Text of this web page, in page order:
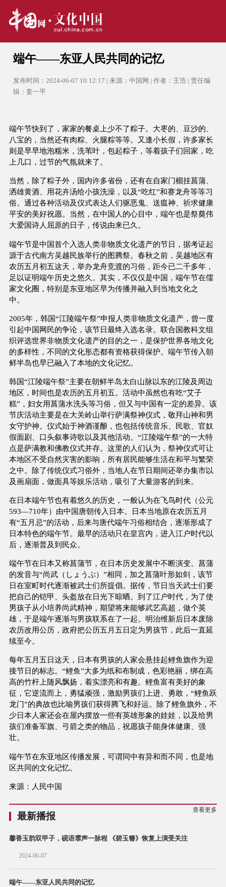
端午——东亚人民共同的记忆
发布时间：2024-06-07 10:12:17 | 来源：中国网 | 作者：王浩 | 责任编
辑：姜一平
端午节快到了，家家的餐桌上少不了粽子。大枣的、豆沙的、
八宝的，当然还有肉粽、火腿粽等等。又逢小长假，许多家长
则是早早地泡糯米，洗苇叶，包起粽子，等着孩子们回家，吃
上几口，过节的气氛就来了。
当然，除了粽子外，国内许多省份，还有在自家门楣挂菖蒲、
洒雄黄酒、用花卉汤给小孩洗澡，以及“吃红”和赛龙舟等等习
俗。通过各种活动及仪式表达人们驱恶鬼、送瘟神、祈求健康
平安的美好祝愿。当然，在中国人的心目中，端午也是祭奠伟
大爱国诗人屈原的日子，传说由来已久。
端午节是中国首个入选人类非物质文化遗产的节日，据考证起
源于古代南方吴越民族举行的图腾祭。春秋之前，吴越地区有
农历五月初五这天，举办龙舟竞渡的习俗，距今已二千多年，
足以证明端午历史之悠久。其实，不仅仅是中国，端午节在儒
家文化圈，特别是东亚地区早为传播并融入到当地文化之
中。
2005年，韩国“江陵端午祭”申报人类非物质文化遗产，曾一度
引起中国网民的争论，该节日最终入选名录。联合国教科文组
织评选世界非物质文化遗产的目的之一，是保护世界各地文化
的多样性，不同的文化形态都有资格获得保护。端午节传入朝
鲜半岛也早已融入了本地的文化记忆。
韩国“江陵端午祭”主要在朝鲜半岛太白山脉以东的江陵及周边
地区，时间也是农历的五月初五。活动中虽然也有吃“艾子
糕”，妇女用菖蒲水洗头等习俗，但又与中国有一定的差异。该
节庆活动主要是在大关岭山举行萨满祭神仪式，敬拜山神和男
女守护神。仪式始于神酒谨酿，也包括传统音乐、民歌、官奴
假面剧、口头叙事诗歌以及其他活动。“江陵端午祭”的一大特
点是萨满教和佛教仪式并存。这里的人们认为，祭神仪式可让
本地区不受自然灾害的影响，所有居民能够生活在和平与繁荣
之中。除了传统仪式习俗外，当地人在节日期间还举办集市以
及画扇面，做面具等娱乐活动，吸引了大量游客的到来。
在日本端午节也有着悠久的历史，一般认为在飞鸟时代（公元
593—710年）由中国唐朝传入日本。日本当地原在农历五月
有“五月忌”的活动，后来与唐代端午习俗相结合，逐渐形成了
日本特色的端午节。最早的活动只在皇宫内，进入江户时代以
后，逐渐普及到民众。
端午节在日本又称菖蒲节，在日本历史发展中不断演变。菖蒲
的发音与“尚武（しょうぶ）”相同，加之菖蒲叶形如剑，该节
日在室町时代逐渐被武士们所提倡。据传，节日当天武士们要
把自己的铠甲、头盔放在日光下晾晒。到了江户时代，为了使
男孩子从小培养尚武精神，期望将来能够武艺高超，做个英
雄，于是端午逐渐与男孩联系在了一起。明治维新后日本废除
农历改用公历，政府把公历五月五日定为男孩节，此后一直延
续至今。
每年五月五日这天，日本有男孩的人家会悬挂起鲤鱼旗作为迎
接节日的标志。“鲤鱼”大多为纸和布制成，色彩艳丽，绑在高
高的竹杆上随风飘扬，着实漂亮和有趣。鲤鱼富有美好的象
征，它逆流而上，勇猛顽强，激励男孩们上进、勇敢，“鲤鱼跃
龙门”的典故也比喻男孩们获得腾飞和好运。除了鲤鱼旗外，不
少日本人家还会在屋内摆放一些有英雄形象的娃娃，以及给男
孩们准备军旗、弓箭之类的物品，祝愿孩子能身体健康、强
壮。
端午节在东亚地区传播发展，可谓同中有异和而不同，也是地
区共同的文化记忆。
来源：人民中国
最新播报
查看更多
馨香玉韵双甲子，砚语霏声一脉程 《碧玉簪》恢复上演受关注
2024-06-07
端午——东亚人民共同的记忆